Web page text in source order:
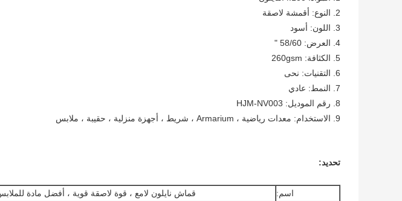
2. النوع: أقمشة لاصقة
3. اللون: أسود
4. العرض: 58/60 "
5. الكثافة: 260gsm
6. التقنيات: نحى
7. النمط: عادي
8. رقم الموديل: HJM-NV003
9. الاستخدام: معدات رياضية ، Armarium ، شريط ، أجهزة منزلية ، حقيبة ، ملابس
تحديد:
اسم:
قماش نايلون لامع ، قوة لاصقة قوية ، أفضل مادة